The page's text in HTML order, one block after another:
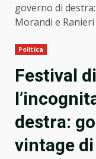
governo di
Morandi e Ranieri
Politica
Festival
destra:
vintage